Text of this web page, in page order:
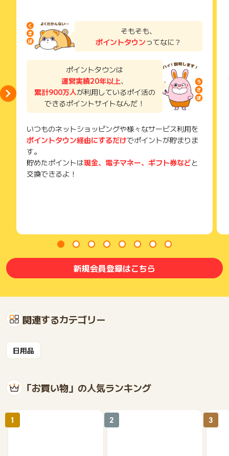
ださい。
各サービス・お買い物に掲載されている獲得条件を必ずよくお
読みください。
了などのメールは、ポイント獲得するまで必ず保管してくださ
獲得待ち・獲得失敗の状態でお問い合わせされる際に、該当の
メールを送っていただく場合がございます。
そのため、紛失・破棄された場合は対応いたしかねますので、
ご注意ください。
(※) SafariやChromeなどwebサイトを表示するアプリのこと
り、急遽終了となる場合がございます。
広告に遷移しない場合は掲載が終了となっておりポイントが獲
得できませんので、ご注意くださいませ。
そもそも、
ポイントタウンってなに？
ポイントタウンは
運営実績20年以上、
累計900万人が利用しているポイ活の
できるポイントサイトなんだ！
いつものネットショッピングや様々なサービス利用を
ポイントタウン経由にするだけでポイントが貯まりま
す。
貯めたポイントは現金、電子マネー、ギフト券などと
交換できるよ！
新規会員登録はこちら
関連するカテゴリー
日用品
「お買い物」の人気ランキング
1 2 3